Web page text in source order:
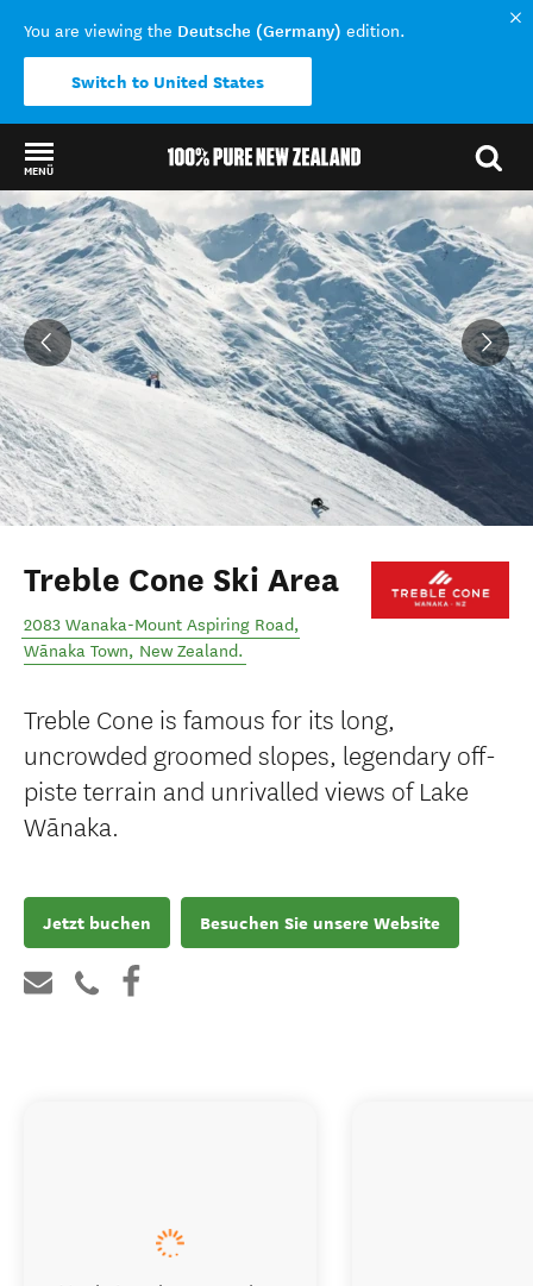
You are viewing the Deutsche (Germany) edition.
Switch to United States
MENÜ
Back to my results
Treble Cone Ski Area
2083 Wanaka-Mount Aspiring Road,
Wānaka Town, New Zealand.
Treble Cone is famous for its long,
uncrowded groomed slopes, legendary off-
piste terrain and unrivalled views of Lake
Wānaka.
Jetzt buchen Besuchen Sie unsere Website